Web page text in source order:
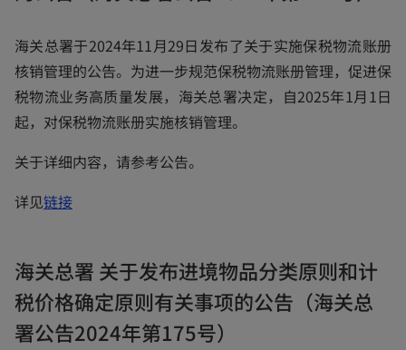
n
a
n
e
t
海关总署于2024年11月29日发布了关于实施保税物流账册
核销管理的公告。为进一步规范保税物流账册管理，促进保
税物流业务高质量发展，海关总署决定，自2025年1月1日
起，对保税物流账册实施核销管理。
关于详细内容，请参考公告。
详见链接o
n
s
i
海关总署 关于发布进境物品分类原则和计
税价格确定原则有关事项的公告（海关总
署公告2024年第175号）